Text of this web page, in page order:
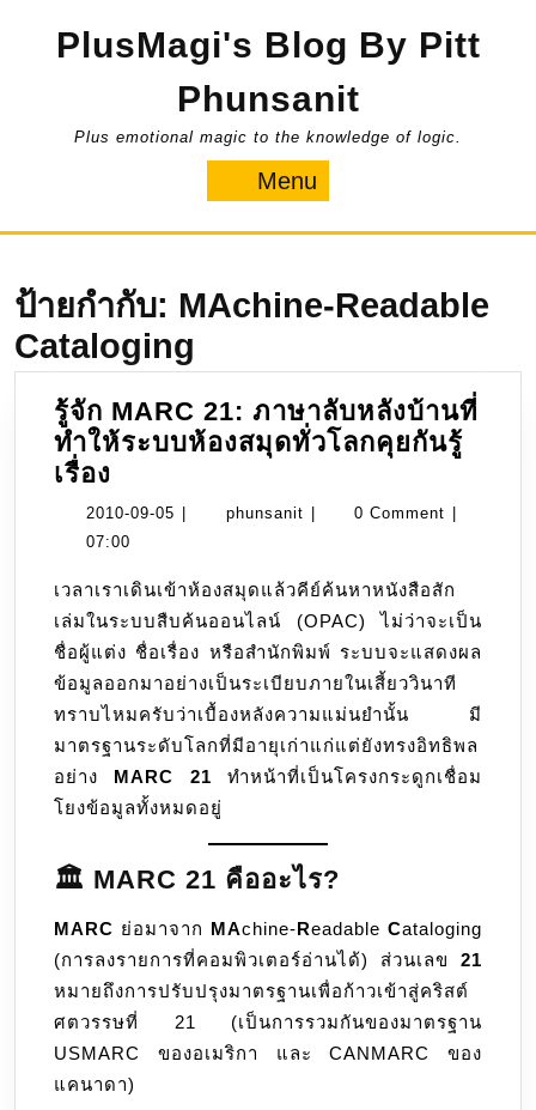
PlusMagi's Blog By Pitt
Phunsanit
Plus emotional magic to the knowledge of logic.
Menu
ป้ายกำกับ: MAchine-Readable
Cataloging
รู้จัก MARC 21: ภาษาลับหลังบ้านที่
ทำให้ระบบห้องสมุดทั่วโลกคุยกันรู้
เรื่อง
MARC
21:
ลับ
หลัง
บ้าน
ที่
ทำให้
ระบบ
ห้อง
สมุด
โลก
กัน
รู้
เรื่อง
2010-09-05 2010- phunsanit phunsanit0 Comment
07:00
เวลาเราเดินเข้าห้องสมุดแล้วคีย์ค้นหาหนังสือสัก
เล่มในระบบสืบค้นออนไลน์ (OPAC) ไม่ว่าจะเป็น
ชื่อผู้แต่ง ชื่อเรื่อง หรือสำนักพิมพ์ ระบบจะแสดงผล
ข้อมูลออกมาอย่างเป็นระเบียบภายในเสี้ยววินาที
ทราบไหมครับว่าเบื้องหลังความแม่นยำนั้น มี
มาตรฐานระดับโลกที่มีอายุเก่าแก่แต่ยังทรงอิทธิพล
อย่าง MARC 21 ทำหน้าที่เป็นโครงกระดูกเชื่อม
โยงข้อมูลทั้งหมดอยู่
🏛️ MARC 21 คืออะไร?
MARC ย่อมาจาก MAchine-Readable Cataloging
(การลงรายการที่คอมพิวเตอร์อ่านได้) ส่วนเลข 21
หมายถึงการปรับปรุงมาตรฐานเพื่อก้าวเข้าสู่คริสต์
ศตวรรษที่ 21 (เป็นการรวมกันของมาตรฐาน
USMARC ของอเมริกา และ CANMARC ของ
แคนาดา)